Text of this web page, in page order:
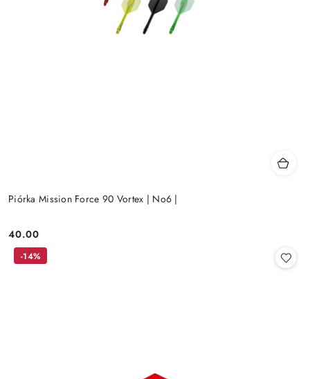
Piórka Mission Force 90 Vortex | No6 |
Cena:
40.00
-14%